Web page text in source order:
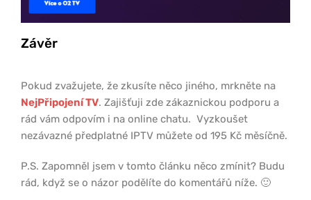
Závěr
Pokud zvažujete, že zkusíte něco jiného, mrkněte na
NejPřipojení TV. Zajišťuji zde zákaznickou podporu a
rád vám odpovím i na online chatu. Vyzkoušet
nezávazné předplatné IPTV můžete od 195 Kč měsíčně.
P.S. Zapomněl jsem v tomto článku něco zmínit? Budu
rád, když se o názor podělíte do komentářů níže. 🙂